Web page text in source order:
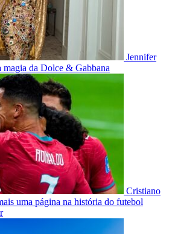
Jennifer
magia da Dolce & Gabbana
Cristiano
uma página na história do futebol